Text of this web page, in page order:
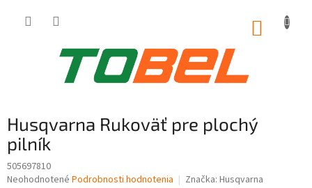
Husqvarna Rukoväť pre plochý
pilník
505697810
Priemerné
Neohodnotené Podrobnosti hodnotenia Značka: Husqvarna